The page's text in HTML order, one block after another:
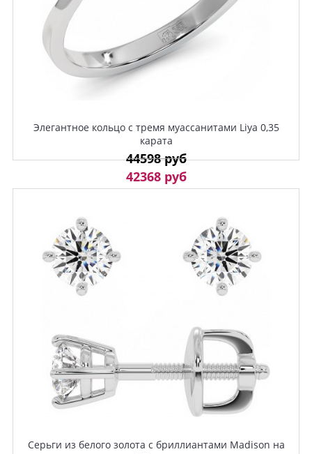
Элегантное кольцо с тремя муассанитами Liya 0,35
карата
44598 руб
42368 руб
Серьги из белого золота с бриллиантами Madison на